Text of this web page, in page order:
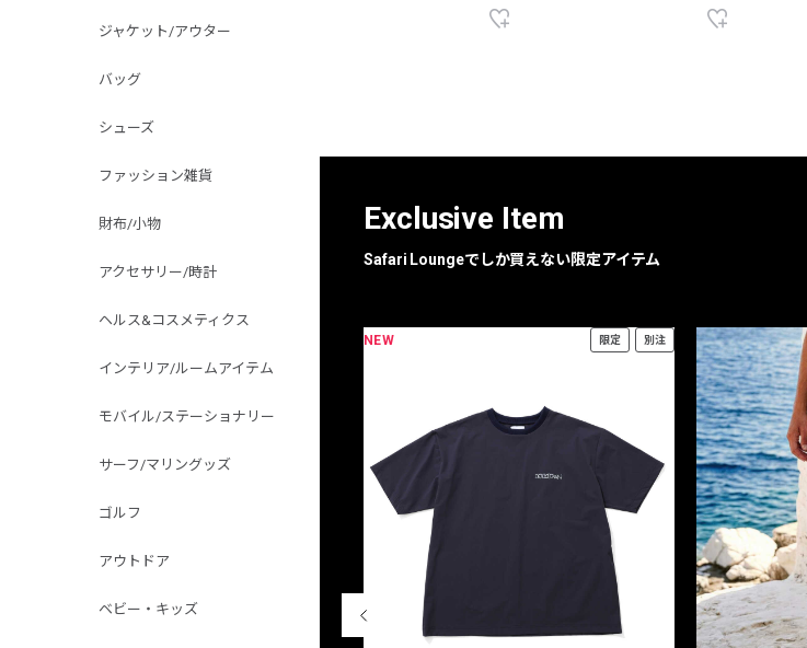
ジャケット/アウター
バッグ
シューズ
ファッション雑貨
財布/小物
アクセサリー/時計
ヘルス&コスメティクス
インテリア/ルームアイテム
モバイル/ステーショナリー
サーフ/マリングッズ
ゴルフ
アウトドア
ベビー・キッズ
Exclusive Item
Safari Loungeでしか買えない限定アイテム
NEW 限定 別注